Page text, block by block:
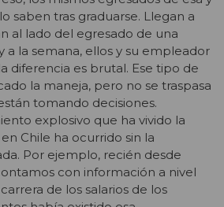
saben tras graduarse. Llegan a
al lado del egresado de una
a la semana, ellos y su empleador
diferencia es brutal. Ese tipo de
la maneja, pero no se traspasa
tomando decisiones.
explosivo que ha vivido la
Chile ha ocurrido sin la
Por ejemplo, recién desde
con información a nivel
de los salarios de los